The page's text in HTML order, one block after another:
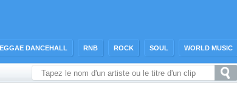
DANCEHALL RNB ROCK SOUL WORLD MUSIC